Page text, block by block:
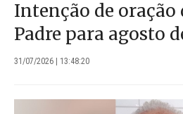
Intenção de oração
Padre para agosto
31/07/2026 | 13:48:20